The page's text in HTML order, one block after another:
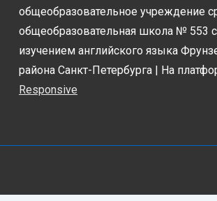
общеобразовательное учреждение
общеобразовательная школа № 553
изучением английского языка
района Санкт-Петербурга | На
Responsive